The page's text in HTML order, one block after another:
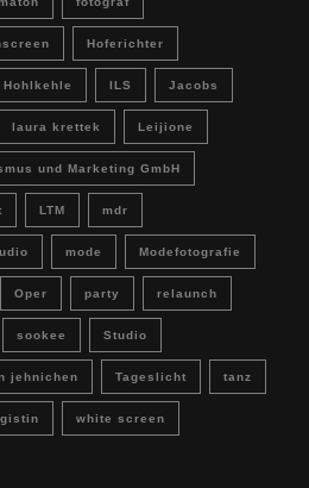
Hoferichter
Hohlkehle ILS Jacobs
laura krettek Leijione
und Marketing GmbH
LTM mdr
mode Modefotografie
Oper party relaunch
sookee Studio
jehnichen Tageslicht tanz
white screen